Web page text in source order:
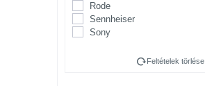
Rode
Sennheiser
Sony
Feltételek törlése